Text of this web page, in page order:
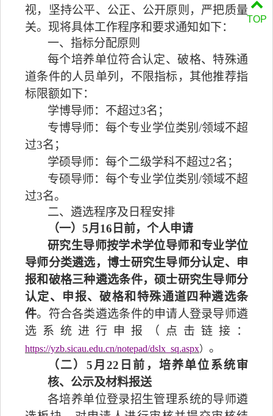
视，坚持公平、公正、公开原则，严把质量
关。现将具体工作程序和要求通知如下：
一、指标分配原则
每个培养单位符合认定、破格、特殊通
道条件的人员单列，不限指标，其他推荐指
标限额如下：
学博导师：不超过3名；
专博导师：每个专业学位类别 /领域不超
过3名；
学硕导师：每个二级学科不超过2名；
专硕导师：每个专业学位类别 /领域不超
过3名。
二、遴选程序及日程安排
（一） 5月 16 日前，个人申请
研究生导师按学术学位导师和专业学位
导师分类遴选，博士研究生导师分认定、申
报和破格三种遴选条件，硕士研究生导师分
认定、申报、破格和特殊通道四种遴选条
件。符合各类遴选条件的申请人登录导师遴
选系统进行申报（ 点击链接：
https://yzb.sicau.edu.cn/notepad/dslx_sq.aspx） 。
（二） 5月22 日前，培养单位系统审
核、公示及材料报送
各培养单位登录招生管理系统的导师遴
TOP